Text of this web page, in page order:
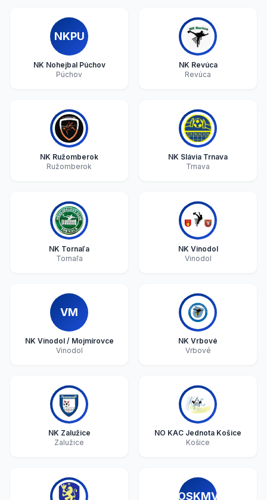
NKPU
NK Nohejbal Púchov
Púchov
NK Revúca
Revúca
NK Ružomberok
Ružomberok
NK Slávia Trnava
Trnava
NK Tornaľa
Tornaľa
NK Vinodol
Vinodol
VM
NK Vinodol / Mojmírovce
Vinodol
NK Vrbové
Vrbové
NK Zalužice
Zalužice
NO KAC Jednota Košice
Košice
OSKMV